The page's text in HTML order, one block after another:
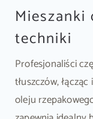
techniki
Profesjonaliści
tłuszczów,
oleju